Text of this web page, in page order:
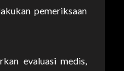
pemeriksaan
evaluasi medis,